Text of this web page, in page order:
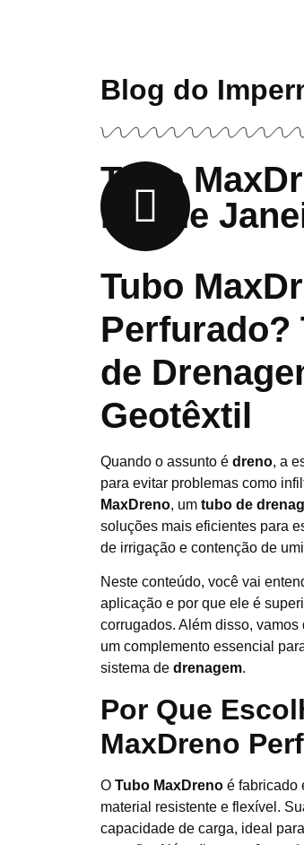
Blog do
Tubo
Rio de
Tubo
Perfurado?
de
Geotêxtil
Quando o assunto é dreno, a
para evitar problemas como
MaxDreno, um tubo de
soluções mais eficientes para
de irrigação e contenção de
Neste conteúdo, você vai
aplicação e por que ele é
corrugados. Além disso,
um complemento essencial
sistema de drenagem.
Por Que
MaxDreno
O Tubo MaxDreno é fabricado
material resistente e flexível.
capacidade de carga, ideal